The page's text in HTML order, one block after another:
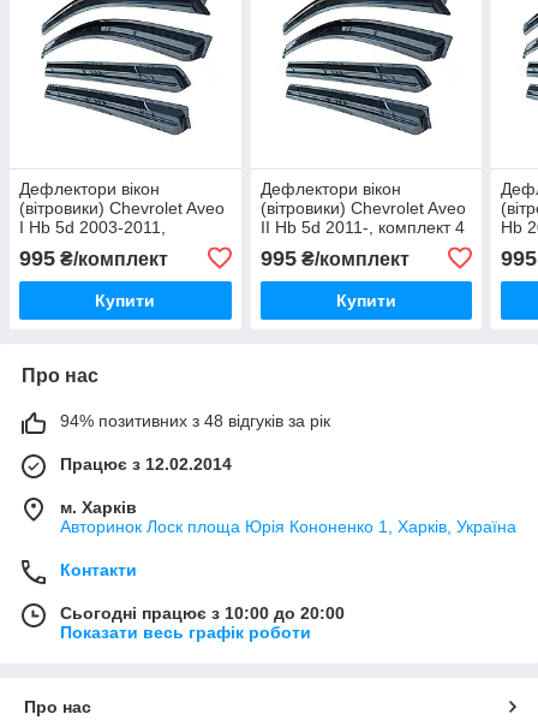
Дефлектори вікон
(вітровики) Chevrolet Aveo
I Hb 5d 2003-2011,
995 ₴/комплект
Купити
Дефлектори вікон
(вітровики) Chevrolet Aveo
II Hb 5d 2011-, комплект 4
995₴/комплект
Купити
Hb
995
Про нас
94% позитивних з 48 відгуків за рік
Працює з 12.02.2014
м. Харків
Авторинок Лоск площа Юрія Кононенко 1, Харків, Україна
Контакти
Сьогодні працює з 10:00 до 20:00
Показати весь графік роботи
Про нас